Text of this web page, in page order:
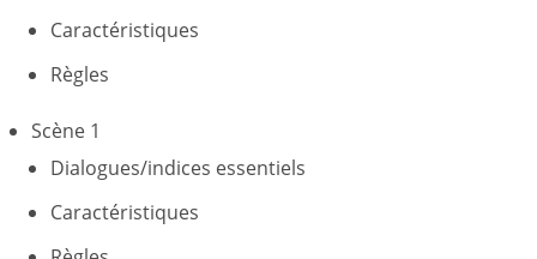
Caractéristiques
Règles
Scène 1
Dialogues/indices essentiels
Caractéristiques